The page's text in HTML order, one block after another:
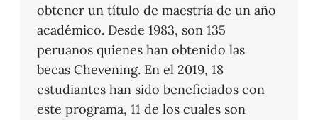
obtener un título de maestría de un año
académico. Desde 1983, son 135
peruanos quienes han obtenido las
becas Chevening. En el 2019, 18
estudiantes han sido beneficiados con
este programa, 11 de los cuales son